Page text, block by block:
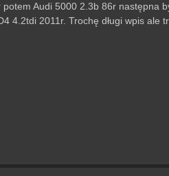
Audi 5000 2.3b 86r następna
2011r. Trochę długi wpis ale